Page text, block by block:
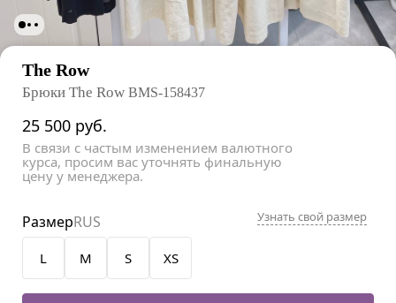
The Row
Брюки The Row BMS-158437
25 500 руб.
В связи с частым изменением валютного
курса, просим вас уточнять финальную
цену у менеджера.
L M S XS
РазмерRUS Узнать свой размер